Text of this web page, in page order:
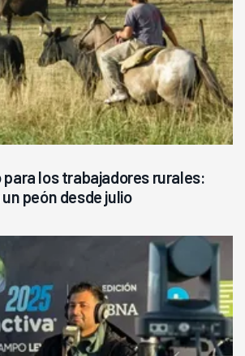
para los trabajadores rurales:
peón desde julio